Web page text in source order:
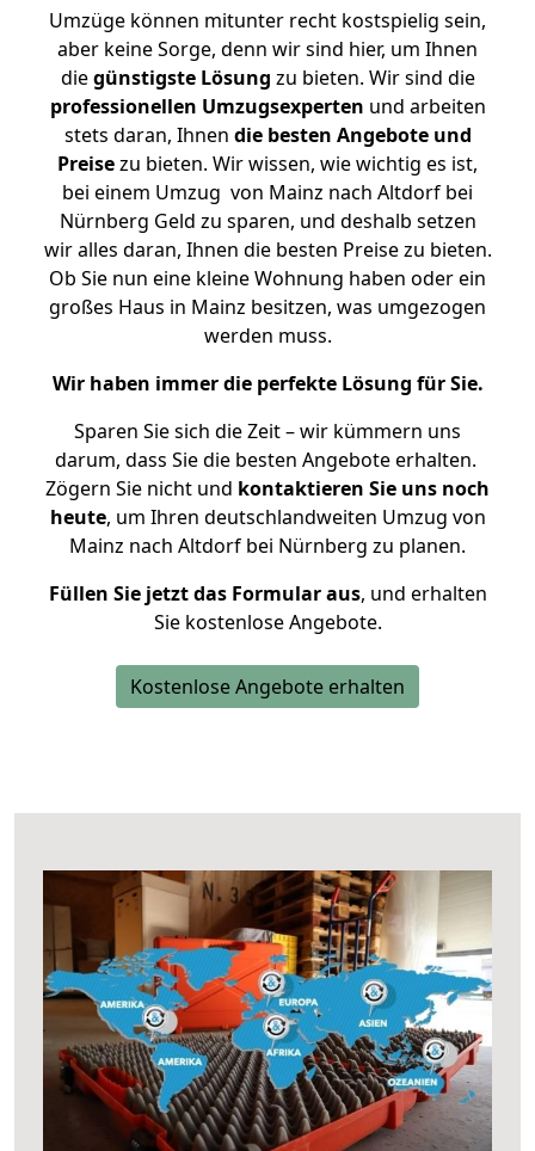
Umzüge können mitunter recht kostspielig sein,
aber keine Sorge, denn wir sind hier, um Ihnen
diegünstigste Lösung zu bieten. Wir sind die
professionellen Umzugsexperten und arbeiten
stets daran, Ihnen die besten Angebote und
Preisezu bieten. Wir wissen, wie wichtig es ist,
bei einem Umzug von Mainz nach Altdorf bei
Nürnberg Geld zu sparen, und deshalb setzen
wir alles daran, Ihnen die besten Preise zu bieten.
Ob Sie nun eine kleine Wohnung haben oder ein
großes Haus in Mainz besitzen, was umgezogen
werden muss.
Wir haben immer die perfekte Lösung für Sie.
Sparen Sie sich die Zeit – wir kümmern uns
darum, dass Sie die besten Angebote erhalten.
Zögern Sie nicht und kontaktieren Sie uns noch
heute, um Ihren deutschlandweiten Umzug von
Mainz nach Altdorf bei Nürnberg zu planen.
Füllen Sie jetzt das Formular aus, und erhalten
Sie kostenlose Angebote.
Kostenlose Angebote erhalten